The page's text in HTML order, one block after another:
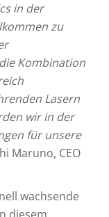
in der
zu
Kombination
Lasern
wir in der
für unsere
Maruno, CEO
wachsende